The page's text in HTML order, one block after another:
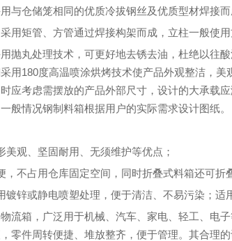
与仓储笼相同的优质冷拔钢丝及优质型材焊接而
用矩管、方管通过焊接构架而成，立柱一般使
抛丸处理技术，可更好地去锈去油，杜绝以往
用180度高温喷涂烘烤技术使产品外观整洁，
应考虑需摆放的产品外部尺寸，设计的大承载
般情况钢制料箱根据用户的实际需求设计图纸。
美观、坚固耐用、无须维护等优点；
，不占用仓库固定空间，同时折叠式料箱还可折
镀锌或静电喷塑处理，便于清洁、不易污染；适
流箱，广泛用于机械、汽车、家电、轻工、电
零件周转便捷、堆放整齐，便于管理。其合理